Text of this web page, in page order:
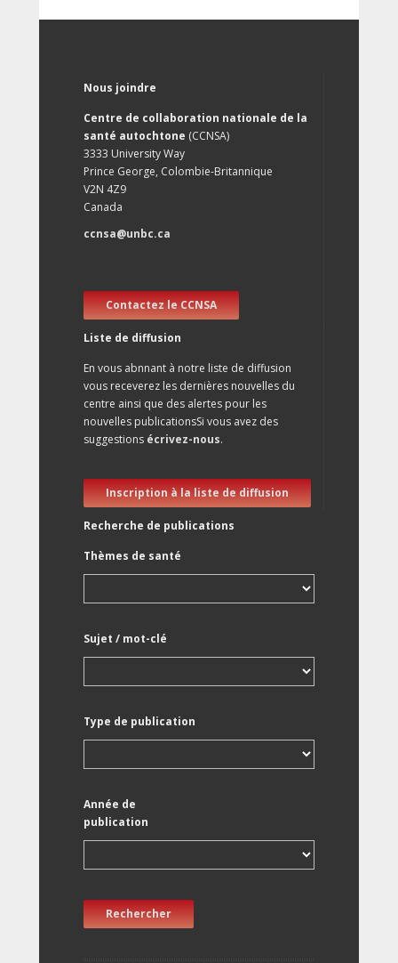
Nous joindre
Centre de collaboration nationale de la
santé autochtone (CCNSA)
3333 University Way
Prince George, Colombie-Britannique
V2N 4Z9
Canada
ccnsa@unbc.ca
Contactez le CCNSA
Liste de diffusion
En vous abnnant à notre liste de diffusion
vous receverez les dernières nouvelles du
centre ainsi que des alertes pour les
nouvelles publicationsSi vous avez des
suggestions écrivez-nous.
Inscription à la liste de diffusion
Recherche de publications
Thèmes de santé
Sujet / mot-clé
Type de publication
Année de
publication
Rechercher